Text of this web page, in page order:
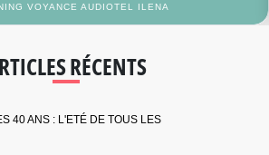
VOYANCE AUDIOTEL ILENA
RÉCENTS
40 ANS : L'ETÉ DE TOUS LES